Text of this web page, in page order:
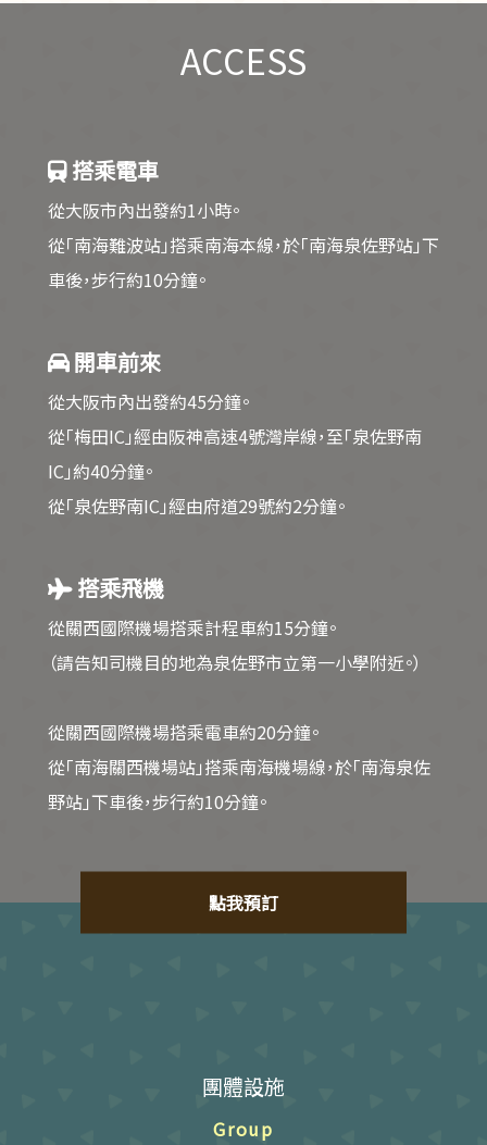
ACCESS
搭乘電車
從大阪市內出發約1小時。
從「南海難波站」搭乘南海本線，於「南海泉佐野站」下
車後，步行約10分鐘。
開車前來
從大阪市內出發約45分鐘。
從「梅田IC」經由阪神高速4號灣岸線，至「泉佐野南
IC」約40分鐘。
從「泉佐野南IC」經由府道29號約2分鐘。
搭乘飛機
從關西國際機場搭乘計程車約15分鐘。
（請告知司機目的地為泉佐野市立第一小學附近。）
從關西國際機場搭乘電車約20分鐘。
從「南海關西機場站」搭乘南海機場線，於「南海泉佐
野站」下車後，步行約10分鐘。
點我預訂
團體設施
Group